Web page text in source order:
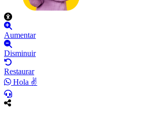
Aumentar
Disminuir
Restaurar
Hola ✌